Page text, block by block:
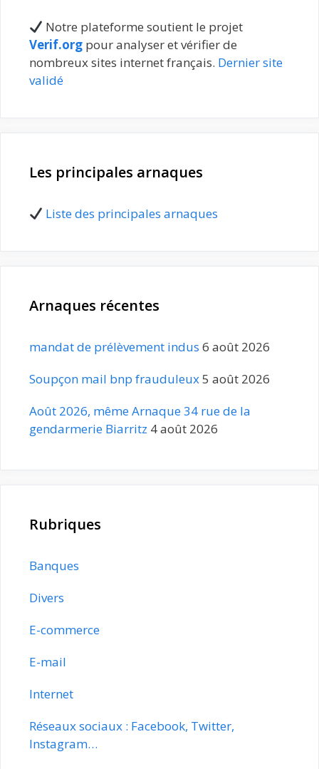
Notre plateforme soutient le projet
Verif.org pour analyser et vérifier de
nombreux sites internet français. Dernier site
validé
Les principales arnaques
Liste des principales arnaques
Arnaques récentes
mandat de prélèvement indus 6 août 2026
Soupçon mail bnp frauduleux5 août 2026
Août 2026, même Arnaque 34 rue de la
gendarmerie Biarritz 4 août 2026
Rubriques
Banques
Divers
E-commerce
E-mail
Internet
Réseaux sociaux : Facebook, Twitter,
Instagram…